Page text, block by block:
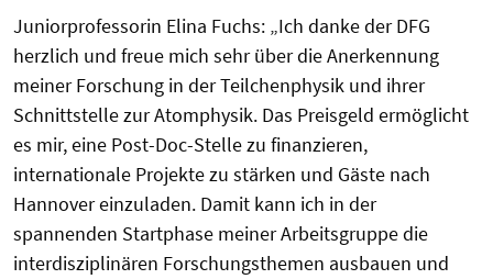
Juniorprofessorin Elina Fuchs: „Ich danke der DFG
herzlich und freue mich sehr über die Anerkennung
meiner Forschung in der Teilchenphysik und ihrer
Schnittstelle zur Atomphysik. Das Preisgeld ermöglicht
es mir, eine Post-Doc-Stelle zu finanzieren,
internationale Projekte zu stärken und Gäste nach
Hannover einzuladen. Damit kann ich in der
spannenden Startphase meiner Arbeitsgruppe die
interdisziplinären Forschungsthemen ausbauen und